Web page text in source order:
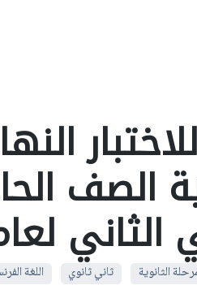
الصف
لعام 2011-
الثانوية ثاني ثانوي اللغة